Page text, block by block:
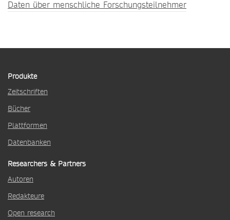
Daten über menschliche Forschungsteilnehmer
Produkte
Zeitschriften
Bücher
Plattformen
Datenbanken
Researchers & Partners
Autoren
Redakteure
Open research